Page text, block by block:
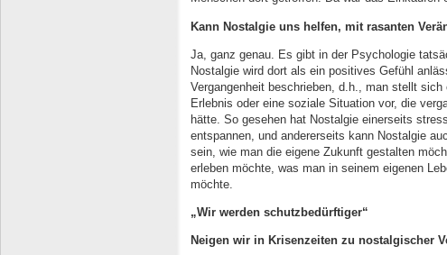
Kann Nostalgie uns helfen, mit rasanten
Ja, ganz genau. Es gibt in der Psychologie
Nostalgie wird dort als ein positives Gefühl
Vergangenheit beschrieben, d.h., man stellt
Erlebnis oder eine soziale Situation vor, die
hätte. So gesehen hat Nostalgie einerseits
entspannen, und andererseits kann Nostalgie
sein, wie man die eigene Zukunft gestalten
erleben möchte, was man in seinem eigenen
möchte.
„Wir werden schutzbedürftiger“
Neigen wir in Krisenzeiten zu nostalgischer